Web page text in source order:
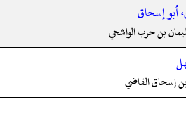
أبو إسحاق
بن حرب الواشحي
إسحاق القاضي